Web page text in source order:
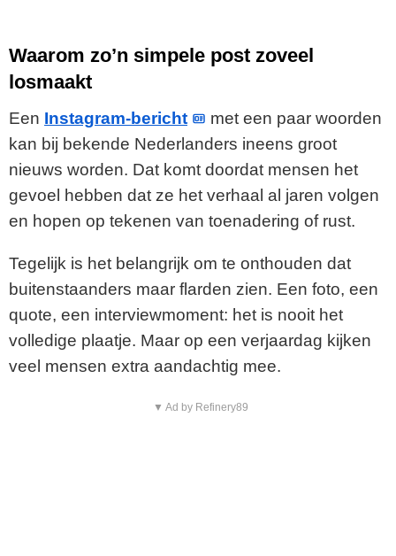
Waarom zo’n simpele post zoveel
losmaakt
Een Instagram-bericht
met een paar woorden
kan bij bekende Nederlanders ineens groot
nieuws worden. Dat komt doordat mensen het
gevoel hebben dat ze het verhaal al jaren volgen
en hopen op tekenen van toenadering of rust.
Tegelijk is het belangrijk om te onthouden dat
buitenstaanders maar flarden zien. Een foto, een
quote, een interviewmoment: het is nooit het
volledige plaatje. Maar op een verjaardag kijken
veel mensen extra aandachtig mee.
▼ Ad by Refinery89